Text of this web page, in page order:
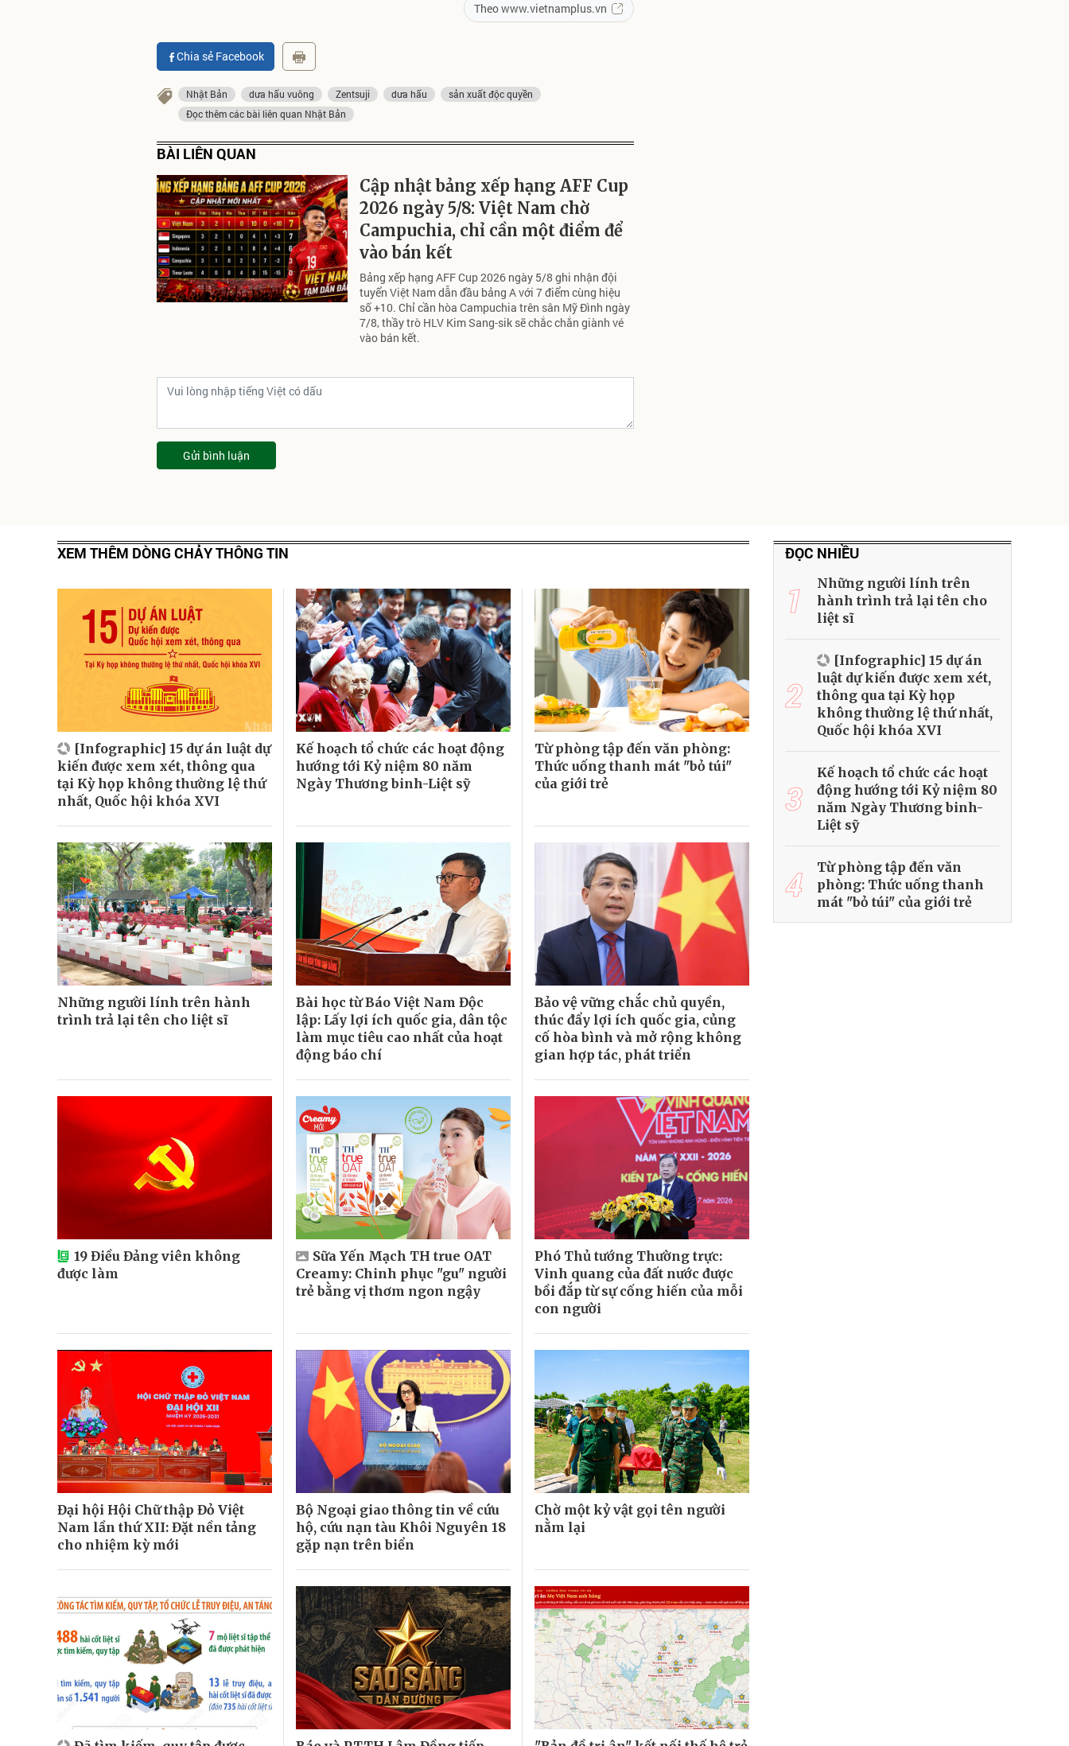
Theo www.vietnamplus.vn
Chia sẻ Facebook
Nhật Bản dưa hấu vuông Zentsuji dưa hấu
sản xuất độc quyền
Đọc thêm các bài liên quan Nhật Bản
BÀI LIÊN QUAN
Cập nhật bảng xếp hạng AFF Cup
2026 ngày 5/8: Việt Nam chờ
Campuchia, chỉ cần một điểm để
vào bán kết
Bảng xếp hạng AFF Cup 2026 ngày 5/8 ghi nhận đội
tuyển Việt Nam dẫn đầu bảng A với 7 điểm cùng hiệu
số +10. Chỉ cần hòa Campuchia trên sân Mỹ Đình ngày
7/8, thầy trò HLV Kim Sang-sik sẽ chắc chắn giành vé
vào bán kết.
Gửi bình luận
XEM THÊM DÒNG CHẢY THÔNG TIN
[Infographic] 15 dự án luật dự
kiến được xem xét, thông qua
tại Kỳ họp không thường lệ thứ
nhất, Quốc hội khóa XVI
Kế hoạch tổ chức các hoạt động
hướng tới Kỷ niệm 80 năm
Ngày Thương binh-Liệt sỹ
Từ phòng tập đến văn phòng:
Thức uống thanh mát "bỏ túi"
của giới trẻ
Những người lính trên hành
trình trả lại tên cho liệt sĩ
Bài học từ Báo Việt Nam Độc
lập: Lấy lợi ích quốc gia, dân tộc
làm mục tiêu cao nhất của hoạt
động báo chí
Bảo vệ vững chắc chủ quyền,
thúc đẩy lợi ích quốc gia, củng
cố hòa bình và mở rộng không
gian hợp tác, phát triển
19 Điều Đảng viên không
được làm
Sữa Yến Mạch TH true OAT
Creamy: Chinh phục "gu" người
trẻ bằng vị thơm ngon ngậy
Phó Thủ tướng Thường trực:
Vinh quang của đất nước được
bồi đắp từ sự cống hiến của mỗi
con người
Đại hội Hội Chữ thập Đỏ Việt
Nam lần thứ XII: Đặt nền tảng
cho nhiệm kỳ mới
Bộ Ngoại giao thông tin về cứu
hộ, cứu nạn tàu Khôi Nguyên 18
gặp nạn trên biển
Chờ một kỷ vật gọi tên người
nằm lại
ĐỌC NHIỀU
1
Những người lính trên
hành trình trả lại tên cho
liệt sĩ
2
[Infographic] 15 dự án
luật dự kiến được xem xét,
thông qua tại Kỳ họp
không thường lệ thứ nhất,
Quốc hội khóa XVI
3
Kế hoạch tổ chức các hoạt
động hướng tới Kỷ niệm 80
năm Ngày Thương binh-
Liệt sỹ
4
Từ phòng tập đến văn
phòng: Thức uống thanh
mát "bỏ túi" của giới trẻ